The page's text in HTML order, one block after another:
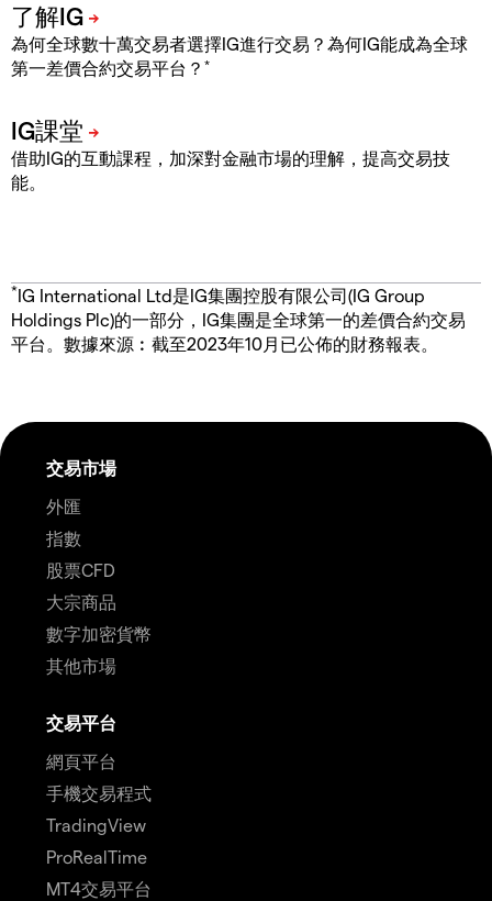
為何全球數十萬交易者選擇IG進行交易？為何IG能成為全球
第一差價合約交易平台？ *
借助IG的互動課程，加深對金融市場的理解，提高交易技
能。
*IG International Ltd是IG集團控股有限公司(IG Group
Holdings Plc)的一部分，IG集團是全球第一的差價合約交易
平台。數據來源︰截至2023年10月已公佈的財務報表。
交易市場
外匯
指數
股票CFD
大宗商品
數字加密貨幣
其他市場
交易平台
網頁平台
手機交易程式
TradingView
ProRealTime
MT4交易平台